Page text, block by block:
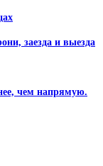
заезда и выезда
чем напрямую.